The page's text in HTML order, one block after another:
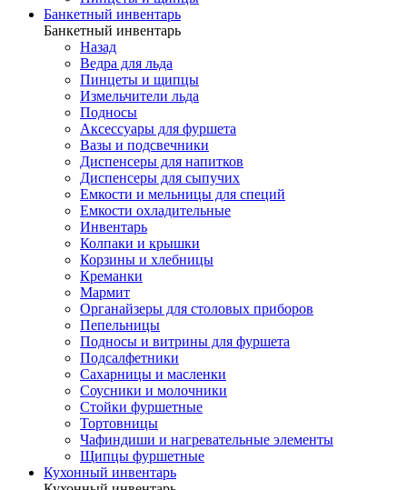
Банкетный инвентарь
Банкетный инвентарь
Назад
Ведра для льда
Пинцеты и щипцы
Измельчители льда
Подносы
Аксессуары для фуршета
Вазы и подсвечники
Диспенсеры для напитков
Диспенсеры для сыпучих
Емкости и мельницы для специй
Емкости охладительные
Инвентарь
Колпаки и крышки
Корзины и хлебницы
Креманки
Мармит
Органайзеры для столовых приборов
Пепельницы
Подносы и витрины для фуршета
Подсалфетники
Сахарницы и масленки
Соусники и молочники
Стойки фуршетные
Тортовницы
Чафиндиши и нагревательные элементы
Щипцы фуршетные
Кухонный инвентарь